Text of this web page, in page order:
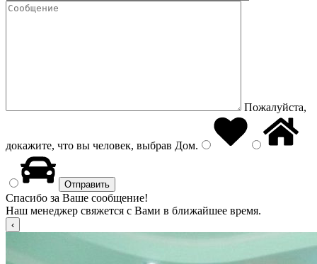
Пожалуйста,
докажите, что вы человек, выбрав Дом.
Спасибо за Ваше сообщение!
Наш менеджер свяжется с Вами в ближайшее время.